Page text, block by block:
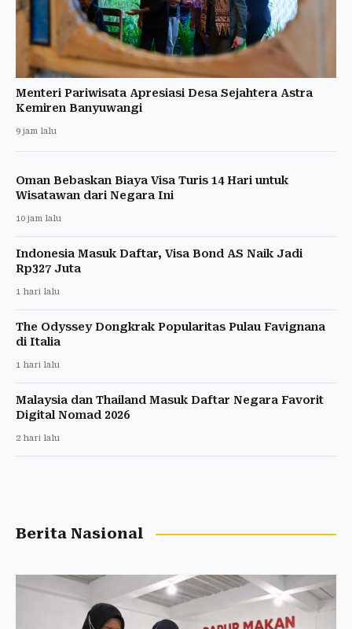
Menteri Pariwisata Apresiasi Desa Sejahtera Astra
Kemiren Banyuwangi
9 jam lalu
Oman Bebaskan Biaya Visa Turis 14 Hari untuk
Wisatawan dari Negara Ini
10 jam lalu
Indonesia Masuk Daftar, Visa Bond AS Naik Jadi
Rp327 Juta
1 hari lalu
The Odyssey Dongkrak Popularitas Pulau Favignana
di Italia
1 hari lalu
Malaysia dan Thailand Masuk Daftar Negara Favorit
Digital Nomad 2026
2 hari lalu
Berita Nasional